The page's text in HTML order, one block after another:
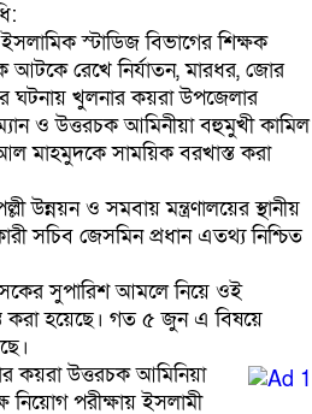
ইসলামিক স্টাডিজ বিভাগের শিক্ষক
রেখে নির্যাতন, মারধর, জোর
ঘটনায় খুলনার কয়রা উপজেলার
ও উত্তরচক আমিনীয়া বহুমুখী কামিল
মাহমুদকে সাময়িক বরখাস্ত করা
উন্নয়ন ও সমবায় মন্ত্রণালয়ের স্থানীয়
সচিব জেসমিন প্রধান এতথ্য নিশ্চিত
সুপারিশ আমলে নিয়ে ওই
করা হয়েছে। গত ৫ জুন এ বিষয়ে
কয়রা উত্তরচক আমিনিয়া
নিয়োগ পরীক্ষায় ইসলামী